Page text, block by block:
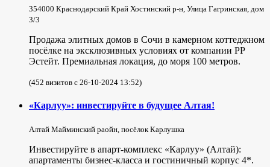
354000 Краснодарский Край Хостинский р-н, Улица Гагринская, дом
3/3
Продажа элитных домов в Сочи в камерном коттеджном
посёлке на эксклюзивных условиях от компании РР
Эстейт. Премиальная локация, до моря 100 метров.
(452 визитов с 26-10-2024 13:52)
«Карлуу»: инвестируйте в будущее Алтая!
Алтай Майминский раойн, посёлок Карлушка
Инвестируйте в апарт-комплекс «Карлуу» (Алтай):
апартаменты бизнес-класса и гостиничный корпус 4*.